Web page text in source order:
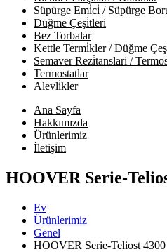
Süpürge Emi̇ci̇ / Süpürge
Düğme Çeşi̇tleri
Bez Torbalar
Kettle Termi̇kler / Düğme
Semaver Rezi̇tanslari /
Termostatlar
Alevli̇kler
Ana Sayfa
Hakkımızda
Ürünlerimiz
İletişim
HOOVER Serie-
Ev
Ürünlerimiz
Genel
HOOVER Serie-Teliost 4300